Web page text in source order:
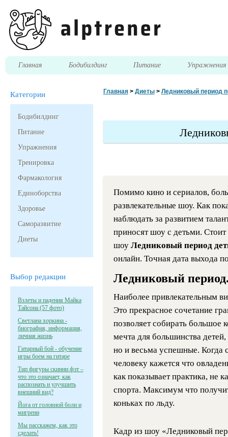
Главная Бодибилдинг Питание Упражнения
Категории
Бодибилдинг
Питание
Упражнения
Тренировка
Фармакология
Единоборства
Здоровье
Саморазвитие
Диеты
Выбор редакции
Взлеты и падения Майка
Тайсона (57 фото)
Светлана хоркина -
биография, информация,
личная жизнь
Гитарный бой - обучение
игры боем на гитаре
Тип фигуры скинни фэт –
что это означает, как
распознать и улучшить
внешний вид?
Йога от головной боли и
мигрени
Мы расскажем, как это
сделать!
Главная> Диеты> Ледниковый период
Помимо кино и сериалов,
развлекательные шоу. Как
наблюдать за развитием
приносят шоу с детьми.
шоу Ледниковый период
онлайн. Точная дата выхода
Ледниковый
Наиболее привлекательным
Это прекрасное сочетание
позволяет собирать большое
мечта для большинства
но и весьма успешные. Когда
человеку кажется что
как показывает практика, не
спорта. Максимум что
коньках по льду.
Кадр из шоу «Ледниковый